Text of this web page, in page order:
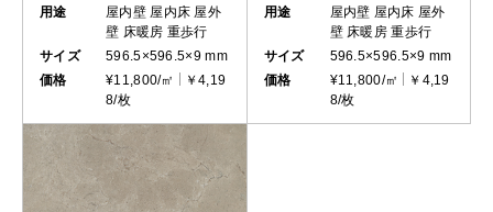
用途
屋内壁 屋内床 屋外
壁 床暖房 重歩行
サイズ
596.5×596.5×9 mm
価格
¥11,800/㎡
￥4,19
8/枚
用途
屋内壁 屋内床 屋外
壁 床暖房 重歩行
サイズ
596.5×596.5×9 mm
価格
¥11,800/㎡
￥4,19
8/枚